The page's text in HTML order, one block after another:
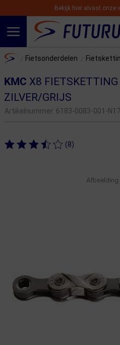
Bekijk hier alvast onze
Home Fietsonderdelen
KMC X8 FIETSKETTING
ZILVER/GRIJS
Artikelnummer: 6183-0083-001-
(8)
Afbeelding